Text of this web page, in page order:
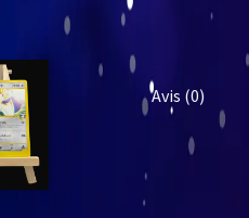
Avis (0)